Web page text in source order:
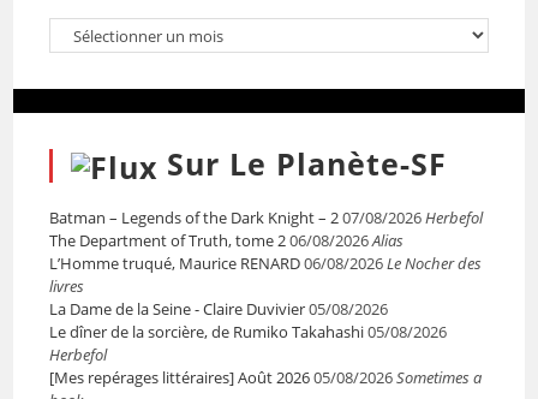
Sur Le Planète-SF
Batman – Legends of the Dark Knight – 207/08/2026Herbefol
The Department of Truth, tome 206/08/2026Alias
L’Homme truqué, Maurice RENARD06/08/2026Le Nocher des
livres
La Dame de la Seine - Claire Duvivier05/08/2026
Le dîner de la sorcière, de Rumiko Takahashi05/08/2026
Herbefol
[Mes repérages littéraires] Août 202605/08/2026Sometimes a